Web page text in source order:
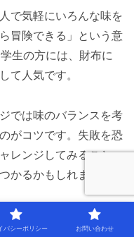
で気軽にいろんな味を
冒険できる」という意
生の方には、財布に
て人気です。
では味のバランスを考
がコツです。失敗を恐
レンジしてみること
かるかもしれません。
サイゼリヤ体験
バシーポリシー お問い合わせ